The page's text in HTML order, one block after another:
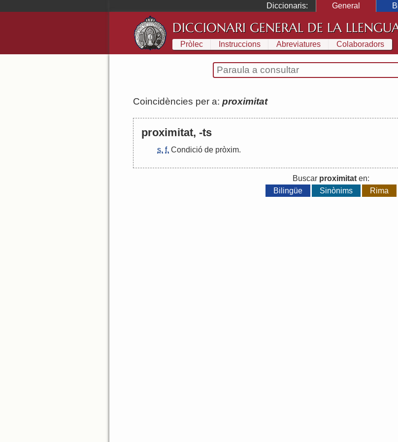
Diccionaris: General
DICCIONARI GENERAL DE LA
Pròlec Instruccions Abreviatures Colaboradors
Coincidències per a: proximitat
proximitat, -ts
s. f. Condició de pròxim.
Buscar proximitat en:
Bilingüe
Sinònims Rima